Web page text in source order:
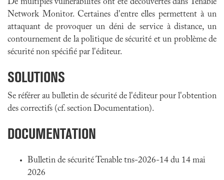
De multiples vulnérabilités ont été découvertes dans Tenable
Network Monitor. Certaines d'entre elles permettent à un
attaquant de provoquer un déni de service à distance, un
contournement de la politique de sécurité et un problème de
sécurité non spécifié par l'éditeur.
SOLUTIONS
Se référer au bulletin de sécurité de l'éditeur pour l'obtention
des correctifs (cf. section Documentation).
DOCUMENTATION
Bulletin de sécurité Tenable tns-2026-14 du 14 mai
2026